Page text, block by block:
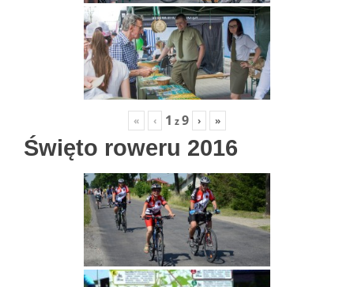
« ‹ 1 z9 › »
Święto roweru 2016